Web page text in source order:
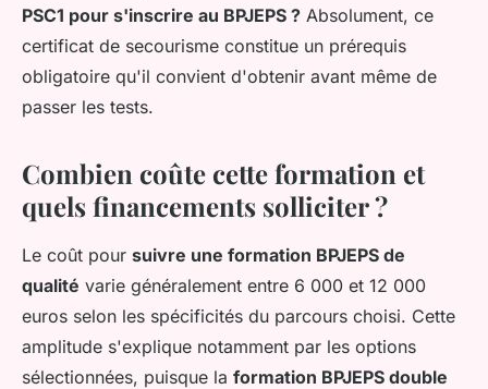
PSC1 pour s'inscrire au BPJEPS ? Absolument, ce
certificat de secourisme constitue un prérequis
obligatoire qu'il convient d'obtenir avant même de
passer les tests.
Combien coûte cette formation et
quels financements solliciter ?
Le coût pour suivre une formation BPJEPS de
qualité varie généralement entre 6 000 et 12 000
euros selon les spécificités du parcours choisi. Cette
amplitude s'explique notamment par les options
sélectionnées, puisque la formation BPJEPS double